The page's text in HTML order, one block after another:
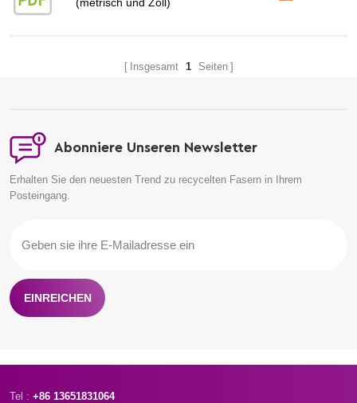
Insgesamt 1 Seiten
Abonniere Unseren Newsletter
Erhalten Sie den neuesten Trend zu recycelten Fasern in Ihrem
Posteingang.
EINREICHEN
Tel : +86 13651831064